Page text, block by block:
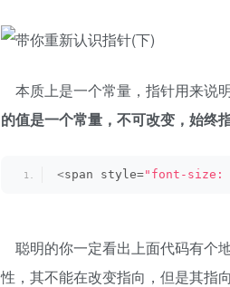
本质上是一个常量，指针用来说
的值是一个常量，不可改变，始终
<span style="font-size:
聪明的你一定看出上面代码有个
性，其不能在改变指向，但是其指